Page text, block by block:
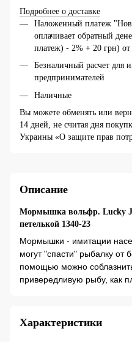
Подробнее о доставке
Наложенный платеж
оплачивает обратный
платеж) - 2% + 20 грн) от
Безналичный расчет для
предпринимателей
Наличные
Вы можете обменять или
14 дней, не считая дня
Украины «О защите прав
Описание
Мормышка вольфр. Lucky
петелькой 1340-23
Мормышки - имитации
могут "спасти" рыбалку от
помощью можно
привередливую рыбу, как
Характеристики